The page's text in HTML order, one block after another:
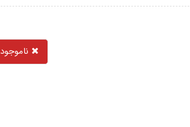
ناموجود